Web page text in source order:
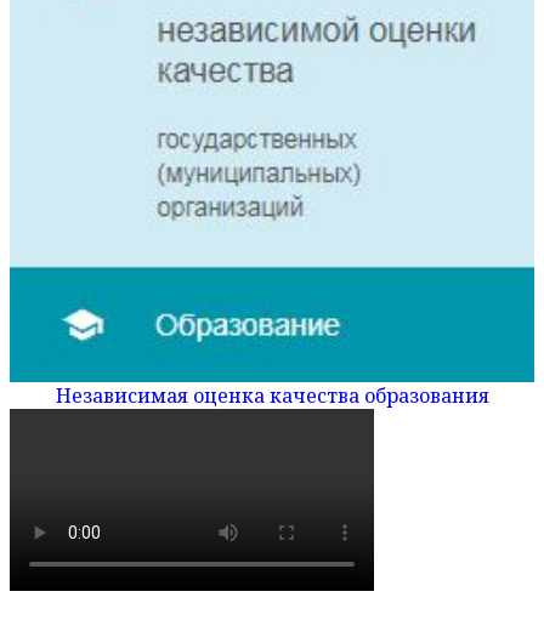
Независимая оценка качества образования